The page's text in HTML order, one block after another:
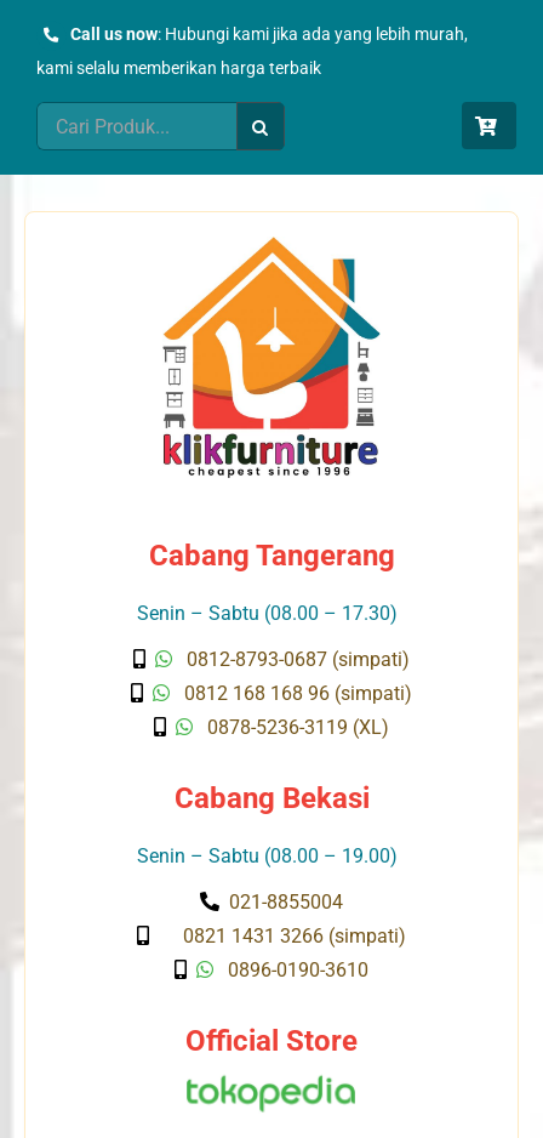
Call us now: Hubungi kami jika ada yang lebih murah,
kami selalu memberikan harga terbaik
Search
for:
Cabang Tangerang
Senin – Sabtu (08.00 – 17.30)
0812-8793-0687 (simpati)
0812 168 168 96 (simpati)
0878-5236-3119 (XL)
Cabang Bekasi
Senin – Sabtu (08.00 – 19.00)
021-8855004
0821 1431 3266 (simpati)
0896-0190-3610
Official Store